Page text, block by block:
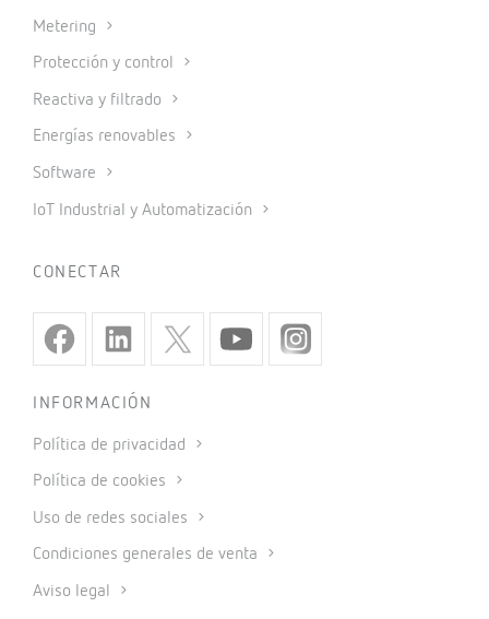
Metering
Protección y control
Reactiva y filtrado
Energías renovables
Software
IoT Industrial y Automatización
CONECTAR
INFORMACIÓN
Política de privacidad
Política de cookies
Uso de redes sociales
Condiciones generales de venta
Aviso legal